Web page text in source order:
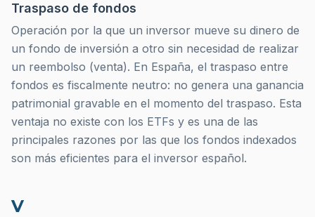
Traspaso de fondos
Operación por la que un inversor mueve su dinero de
un fondo de inversión a otro sin necesidad de realizar
un reembolso (venta). En España, el traspaso entre
fondos es fiscalmente neutro: no genera una ganancia
patrimonial gravable en el momento del traspaso. Esta
ventaja no existe con los ETFs y es una de las
principales razones por las que los fondos indexados
son más eficientes para el inversor español.
V